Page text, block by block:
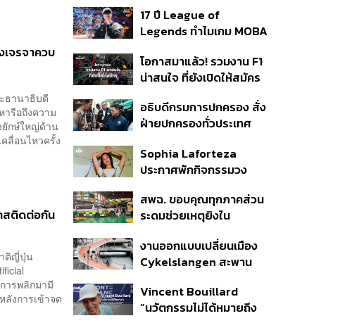
จรจาควบ
ธานาธิบดี
ารือถึงความ
ยักษ์ใหญ่ด้าน
ลื่อนไหวครั้ง
สติดต่อกัน
ติญี่ปุ่น
ารพลิกมามี
งการเข้าจด
อยู่ที่ระบบภาษี
17 ปี League of
Legends ทำไมเกม MOBA
กาลเวลา?
โอกาสมาแล้ว! รวมงาน F1
น่าสนใจ ที่ยังเปิดให้สมัคร
อธิบดีกรมการปกครอง สั่ง
ฝ่ายปกครองทั่วประเทศ
อาวุธปืน-ยาเสพติด
Sophia Laforteza
ประกาศพักกิจกรรมวง
ดูแลสุขภาพจิต
สพฉ. ขอบคุณทุกภาคส่วน
ระดมช่วยเหตุยิงใน
ดูแลสิทธิ UCEP ผู้บาดเจ็บ
งานออกแบบเปลี่ยนเมือง
Cykelslangen สะพาน
โคเปนเฮเกน ทางสัญจร
ของเมืองที่น่าอยู่
Vincent Bouillard
“นวัตกรรมไม่ได้หมายถึง